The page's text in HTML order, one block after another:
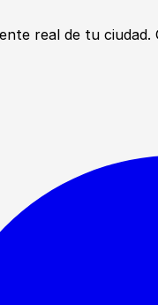
real de tu ciudad.